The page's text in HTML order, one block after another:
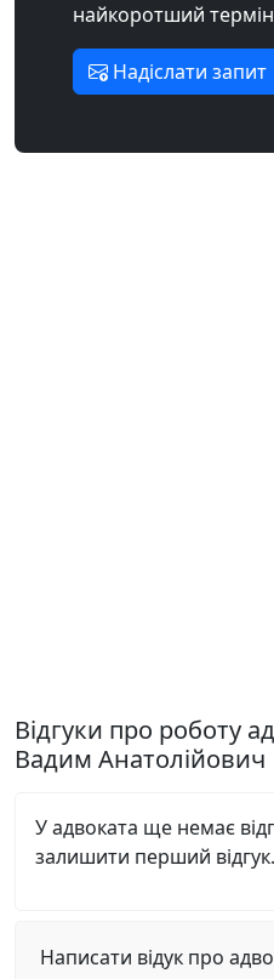
найкоротший
Надіслати запит
Відгуки про роботу
Вадим Анатолійович
У адвоката ще немає
залишити перший відгук.
Написати відук про